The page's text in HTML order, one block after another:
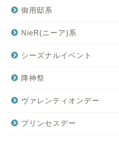
御用邸系
NieR(ニーア)系
シーズナルイベント
降神祭
ヴァレンティオンデー
プリンセスデー